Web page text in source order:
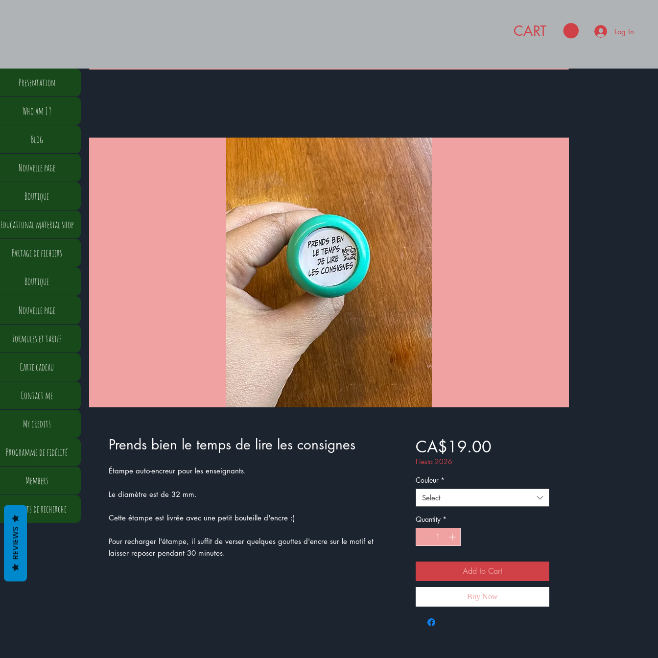
CART Log In
Prends bien le temps de lire les consignes
Étampe auto-encreur pour les enseignants.
Le diamètre est de 32 mm.
Cette étampe est livrée avec une petit bouteille d'encre :)
Pour recharger l'étampe, il suffit de verser quelques gouttes d'encre sur le motif et
laisser reposer pendant 30 minutes.
CA$19.00Price
Fiesta 2026
Couleur *
Select
Quantity *
Add to Cart
Buy Now
Presentation
Who am I ?
Blog
Nouvelle page
Boutique
Educational material shop
Partage de fichiers
Boutique
Nouvelle page
Formules et tarifs
Carte cadeau
Contact me
My credits
Programme de fidélité
Members
Résultats de recherche
REVIEWS